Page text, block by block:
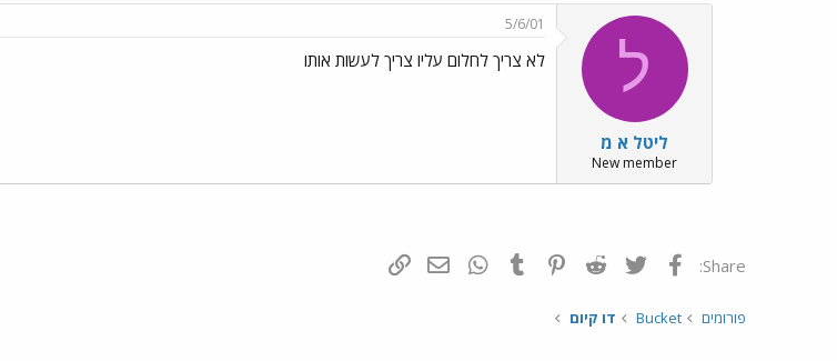
ל
ליטל א מ
New member
5/6/01
לא צריך לחלום עליו צריך לעשות אותו
Share: פייסבוק Twitter
Reddit
Pinterest
Tumblr
WhatsAppדואר אלקטרוני
פורומים Bucket דו קיום